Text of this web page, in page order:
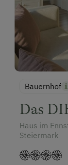
Bauernhof
Das
Haus im
Steiermark